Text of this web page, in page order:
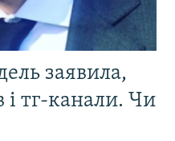
заявила,
і тг-канали. Чи